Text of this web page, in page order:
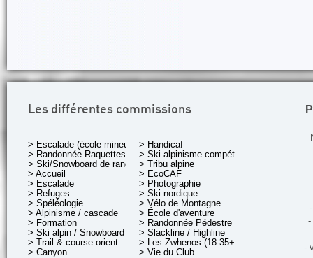
Les différentes commissions
> Escalade (école mineurs)
> Randonnée Raquettes
> Ski/Snowboard de rando.
> Accueil
> Escalade
> Refuges
> Spéléologie
> Alpinisme / cascade
> Formation
> Ski alpin / Snowboard
> Trail & course orient.
> Canyon
> Handicaf
> Ski alpinisme compét.
> Tribu alpine
> EcoCAF
> Photographie
> Ski nordique
> Vélo de Montagne
> École d'aventure
> Randonnée Pédestre
> Slackline / Highline
> Les Zwhenos (18-35+ ans)
> Vie du Club
-
-